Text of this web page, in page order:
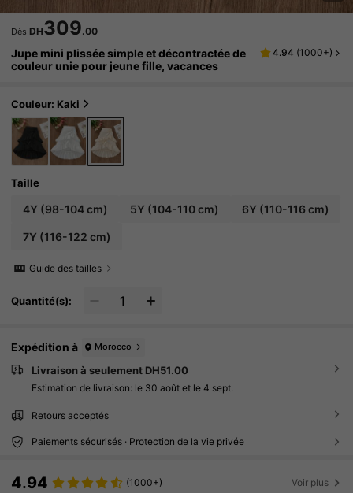
Dès DH309.00
Jupe mini plissée simple et décontractée de
couleur unie pour jeune fille, vacances
4.94 (1000+)
Couleur: Kaki
Taille
4Y (98-104 cm) 5Y (104-110 cm) 6Y (110-116 cm)
7Y (116-122 cm)
Guide des tailles
Quantité(s):
Expédition à Morocco
Livraison à seulement DH51.00
Estimation de livraison: le 30 août et le 4 sept.
Retours acceptés
Paiements sécurisés · Protection de la vie privée
4.94 (1000+) Voir plus